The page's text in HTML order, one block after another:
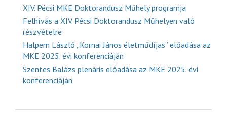
XIV. Pécsi MKE Doktorandusz Műhely programja
Felhívás a XIV. Pécsi Doktorandusz Műhelyen való
részvételre
Halpern László „Kornai János életműdíjas” előadása az
MKE 2025. évi konferenciáján
Szentes Balázs plenáris előadása az MKE 2025. évi
konferenciáján